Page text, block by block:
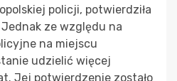
policji, potwierdziła
ze względu na
na miejscu
udzielić więcej
Jej potwierdzenie zostało